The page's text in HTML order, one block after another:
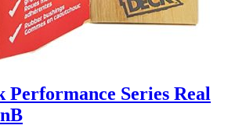
Performance Series Real